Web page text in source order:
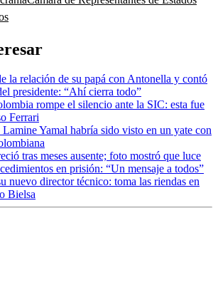
la relación de su papá con Antonella y contó
presidente: “Ahí cierra todo”
rompe el silencio ante la SIC: esta fue
Ferrari
Lamine Yamal habría sido visto en un yate con
tras meses ausente; foto mostró que luce
en prisión: “Un mensaje a todos”
nuevo director técnico: toma las riendas en
Bielsa